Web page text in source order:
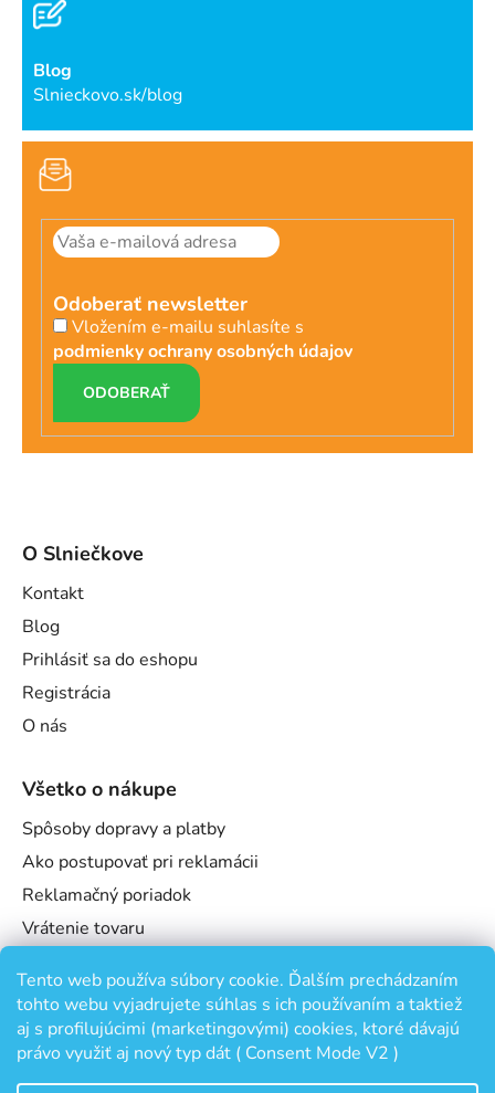
Tento web používa súbory cookie. Ďalším prechádzaním
tohto webu vyjadrujete súhlas s ich používaním a taktiež
aj s profilujúcimi (marketingovými) cookies, ktoré dávajú
právo využiť aj nový typ dát ( Consent Mode V2 )
Blog
Slnieckovo.sk/blog
Odoberať newsletter
Vložením e-mailu suhlasíte s
podmienky ochrany osobných údajov
PRIHLÁSIŤ
SA
O Slniečkove
Kontakt
Blog
Prihlásiť sa do eshopu
Registrácia
O nás
Všetko o nákupe
Spôsoby dopravy a platby
Ako postupovať pri reklamácii
Reklamačný poriadok
Vrátenie tovaru
Podmienky ochrany osobných údajov
Odstúpenie od zmluvy